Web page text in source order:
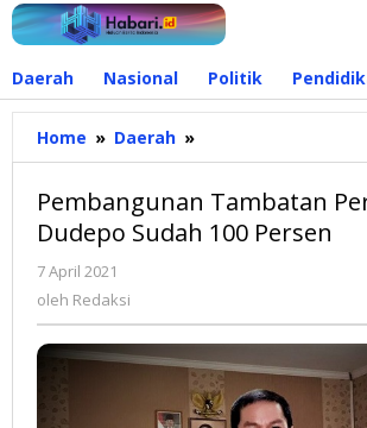
Lewati
ke
Daerah Nasional Politik
Home » Daerah »
Tambatan
di
Dudepo
Pembangunan Tambatan
Dudepo Sudah 100 Persen
7 April 2021
oleh Redaksi